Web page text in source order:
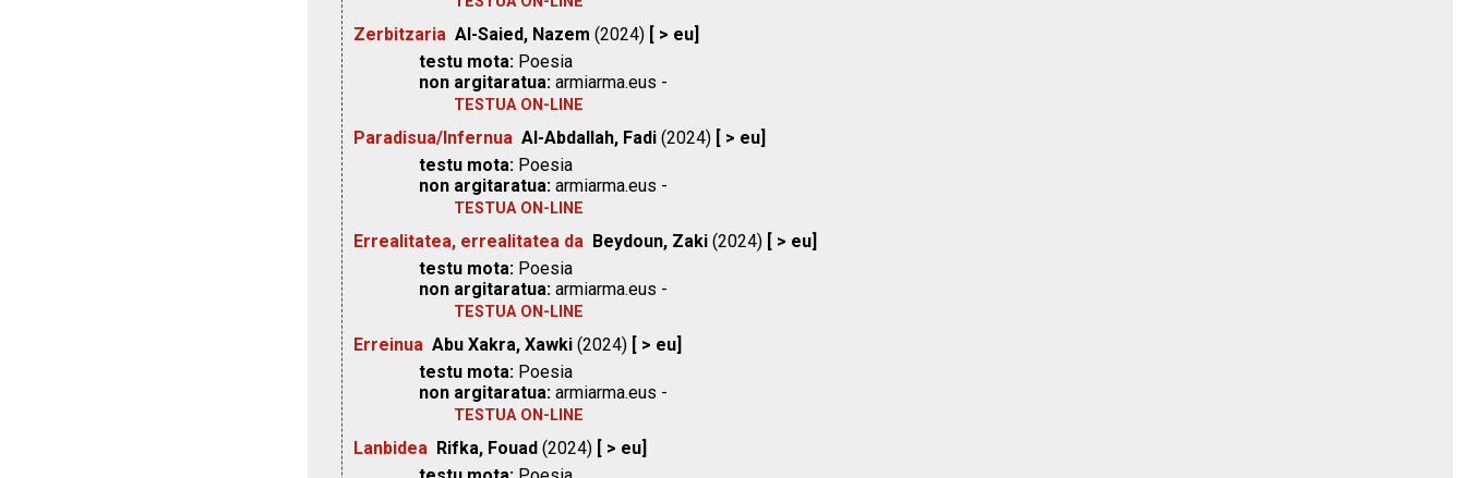
Zerbitzaria Al-Saied, Nazem (2024) [ > eu]
testu mota: Poesia
non argitaratua: armiarma.eus -
TESTUA ON-LINE
Paradisua/Infernua Al-Abdallah, Fadi (2024) [ > eu]
testu mota: Poesia
non argitaratua: armiarma.eus -
TESTUA ON-LINE
Errealitatea, errealitatea da Beydoun, Zaki (2024) [ > eu]
testu mota: Poesia
non argitaratua: armiarma.eus -
TESTUA ON-LINE
Erreinua Abu Xakra, Xawki (2024) [ > eu]
testu mota: Poesia
non argitaratua: armiarma.eus -
TESTUA ON-LINE
Lanbidea Rifka, Fouad (2024) [ > eu]